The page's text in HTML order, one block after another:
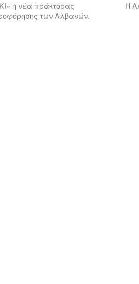
η νέα πράκτορας
των Αλβανών.
Η